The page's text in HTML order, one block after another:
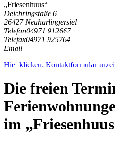
„Friesenhuus“
Deichringstaße 6
26427 Neuharlingersiel
Telefon04971 912667
Telefax04971 925764
Email
Hier klicken: Kontaktformular
Die freien
im